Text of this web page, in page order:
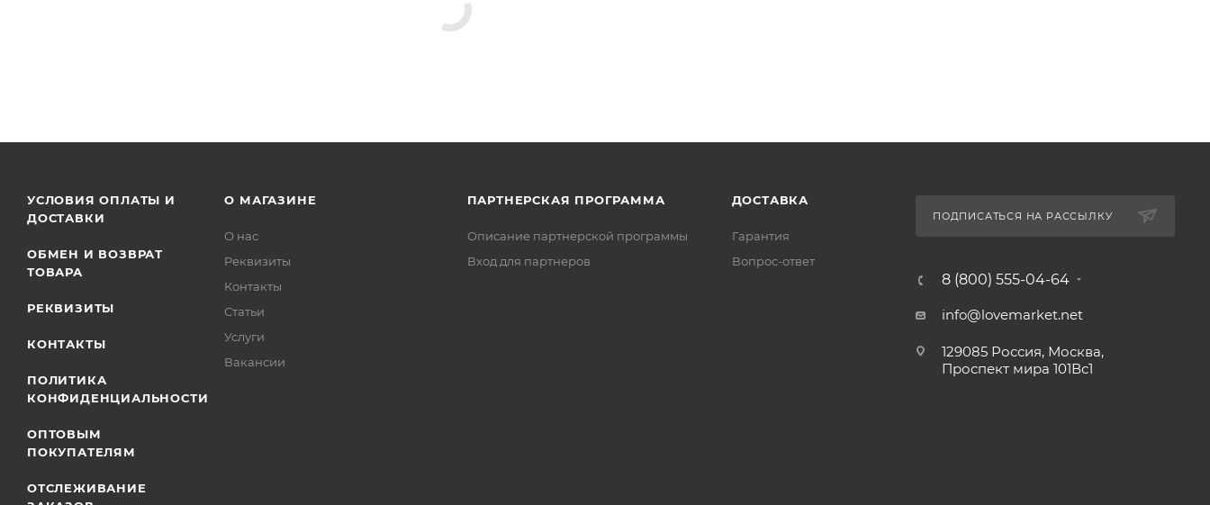
УСЛОВИЯ ОПЛАТЫ И
ДОСТАВКИ
ОБМЕН И ВОЗВРАТ
ТОВАРА
РЕКВИЗИТЫ
КОНТАКТЫ
ПОЛИТИКА
КОНФИДЕНЦИАЛЬНОСТИ
ОПТОВЫМ
ПОКУПАТЕЛЯМ
ОТСЛЕЖИВАНИЕ
О МАГАЗИНЕ
О нас
Реквизиты
Контакты
Статьи
Услуги
Вакансии
ПАРТНЕРСКАЯ ПРОГРАММА
Описание партнерской программы
Вход для партнеров
ДОСТАВКА
Гарантия
Вопрос-ответ
ПОДПИСАТЬСЯ НА РАССЫЛКУ
8 (800) 555-04-64
info@lovemarket.net
129085 Россия, Москва,
Проспект мира 101Вс1